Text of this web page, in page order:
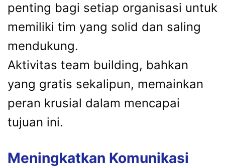
penting bagi setiap organisasi untuk
memiliki tim yang solid dan saling
mendukung.
Aktivitas team building, bahkan
yang gratis sekalipun, memainkan
peran krusial dalam mencapai
tujuan ini.
Meningkatkan Komunikasi